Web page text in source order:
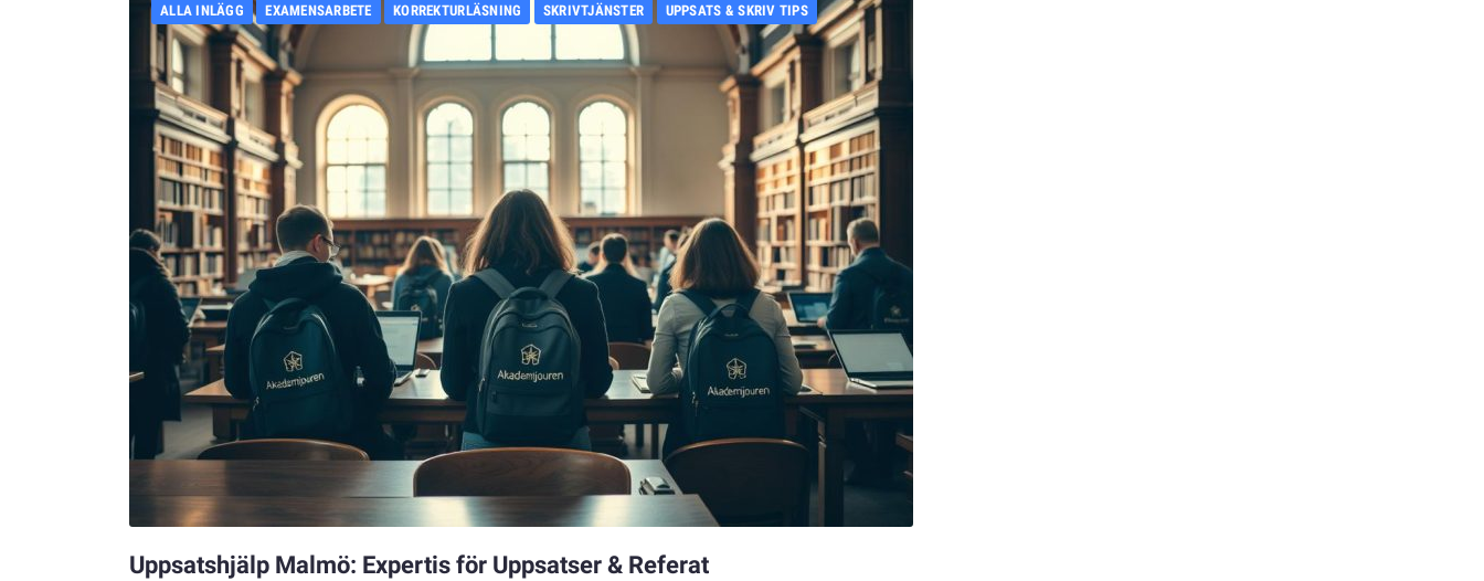
ALLA INLÄGG EXAMENSARBETE KORREKTURLÄSNING SKRIVTJÄNSTER UPPSATS & SKRIV TIPS
Uppsatshjälp Malmö: Expertis för Uppsatser & Referat